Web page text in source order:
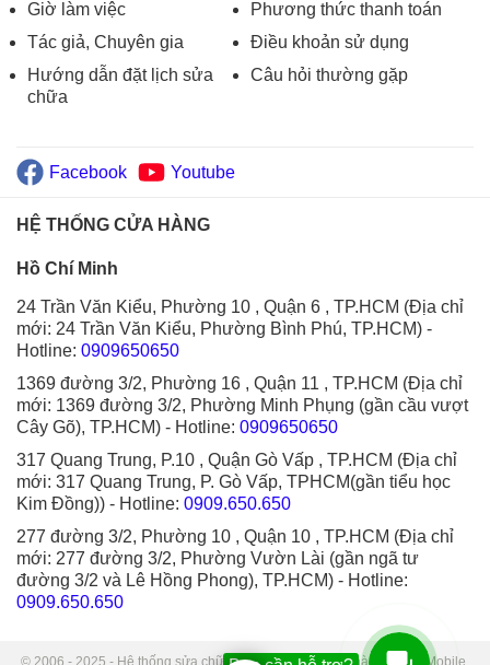
Giờ làm việc
Tác giả, Chuyên gia
Hướng dẫn đặt lịch sửa
chữa
Phương thức thanh toán
Điều khoản sử dụng
Câu hỏi thường gặp
Facebook Youtube
HỆ THỐNG CỬA HÀNG
Hồ Chí Minh
24 Trần Văn Kiểu, Phường 10 , Quận 6 , TP.HCM (Địa chỉ
mới: 24 Trần Văn Kiểu, Phường Bình Phú, TP.HCM) -
Hotline: 0909650650
1369 đường 3/2, Phường 16 , Quận 11 , TP.HCM (Địa chỉ
mới: 1369 đường 3/2, Phường Minh Phụng (gần cầu vượt
Cây Gõ), TP.HCM) - Hotline: 0909650650
317 Quang Trung, P.10 , Quận Gò Vấp , TP.HCM (Địa chỉ
mới: 317 Quang Trung, P. Gò Vấp, TPHCM(gần tiểu học
Kim Đồng)) - Hotline: 0909.650.650
277 đường 3/2, Phường 10 , Quận 10 , TP.HCM (Địa chỉ
mới: 277 đường 3/2, Phường Vườn Lài (gần ngã tư
đường 3/2 và Lê Hồng Phong), TP.HCM) - Hotline:
0909.650.650
© 2006 - 2025 - Hệ thống sửa chữa điện thoại di động Thành Trung Mobile.